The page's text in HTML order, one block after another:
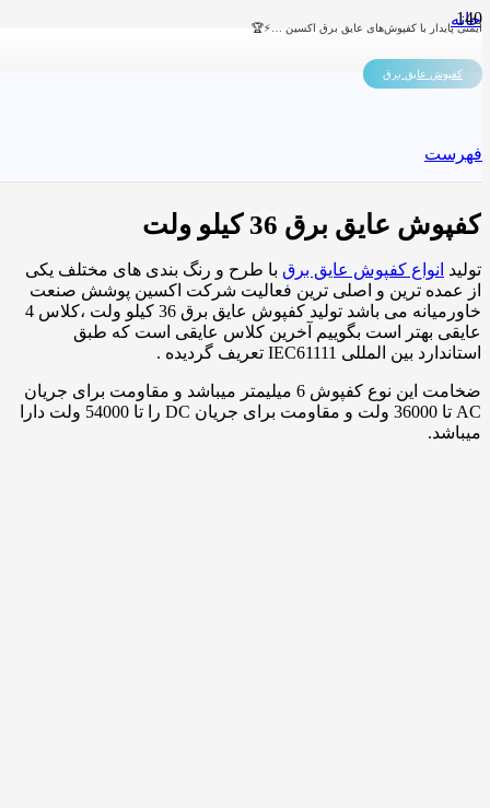
ایمنی پایدار با کفپوش‌های عایق برق اکسین …⚡🏆
کفپوش عایق برق
فهرست
خانه
محصولات
کفپوش عایق برق 36 کیلو ولت
تولیدانواع کفپوش عایق برقبا طرح و رنگ بندی های مختلف یکی
از عمده ترین و اصلی ترین فعالیت شرکت اکسین پوشش صنعت
خاورمیانه می باشد تولید کفپوش عایق برق 36 کیلو ولت ،کلاس 4
عایقی بهتر است بگوییم آخرین کلاس عایقی است که طبق
استاندارد بین المللی IEC61111 تعریف گردیده .
ضخامت این نوع کفپوش 6 میلیمتر میباشد و مقاومت برای جریان
AC تا 36000 ولت و مقاومت برای جریان DC را تا 54000 ولت دارا
میباشد.